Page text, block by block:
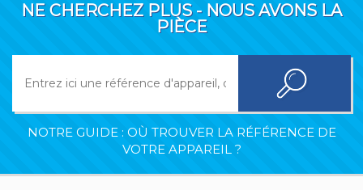
NE CHERCHEZ PLUS - NOUS AVONS LA
PIÈCE
NOTRE GUIDE : OÙ TROUVER LA RÉFÉRENCE DE
VOTRE APPAREIL ?